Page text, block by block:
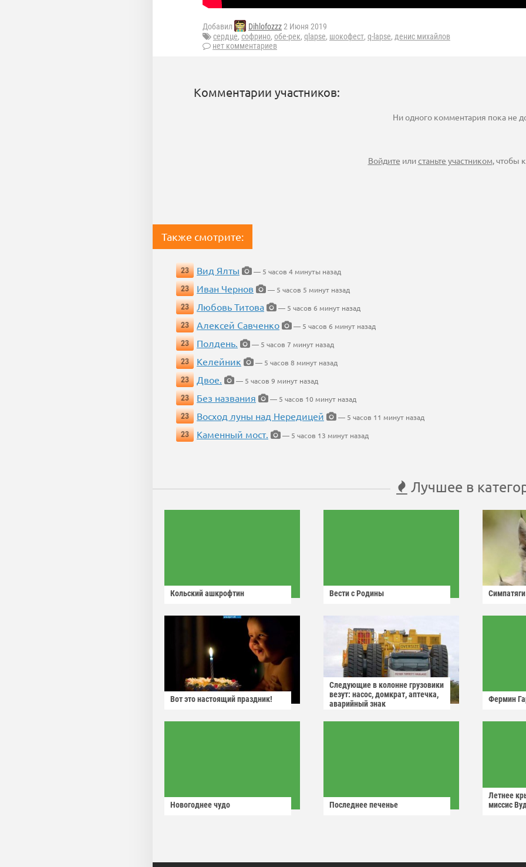
Добавил Dihlofozzz2 Июня 2019
сердце, софрино, обе-рек, qlapse, шокофест, q-lapse, денис михайлов
нет комментариев
Комментарии участников:
Ни одного комментария пока не
Войдите илистаньте участником, чтобы
Также смотрите:
23 Вид Ялты
— 5 часов 4 минуты назад
23
Иван Чернов
— 5 часов 5 минут назад
23
Любовь Титова
— 5 часов 6 минут назад
23
Алексей Савченко
— 5 часов 6 минут назад
23
Полдень.
— 5 часов 7 минут назад
23
Келейник
— 5 часов 8 минут назад
23
Двое.
— 5 часов 9 минут назад
23
Без названия
— 5 часов 10 минут назад
23
Восход луны над Нередицей
— 5 часов 11 минут назад
23
Каменный мост. — 5 часов 13 минут назад
Лучшее в
Кольский ашкрофтин Вести с Родины Симпатяги
Вот это настоящий праздник!
Следующие в колонне грузовики
везут: насос, домкрат, аптечка,
аварийный знак
Фермин
Новогоднее чудо Последнее печенье
Летнее
миссис